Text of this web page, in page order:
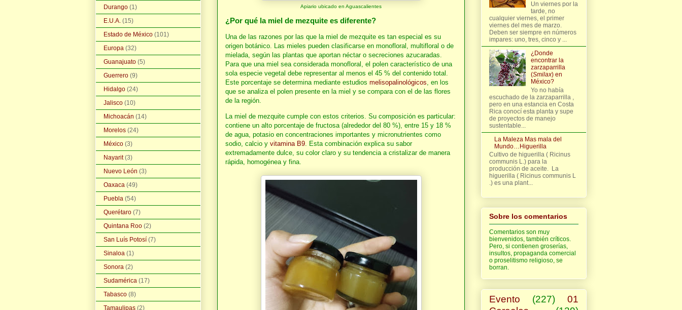
Apiario ubicado en Aguascalientes
¿Por qué la miel de mezquite es diferente?
Una de las razones por las que la miel de mezquite es tan especial es su
origen botánico. Las mieles pueden clasificarse en monofloral, multifloral o de
mielada, según las plantas que aportan néctar o secreciones azucaradas.
Para que una miel sea considerada monofloral, el polen característico de una
sola especie vegetal debe representar al menos el 45 % del contenido total.
Este porcentaje se determina mediante estudios melisopalinológicos, en los
que se analiza el polen presente en la miel y se compara con el de las flores
de la región.
La miel de mezquite cumple con estos criterios. Su composición es particular:
contiene un alto porcentaje de fructosa (alrededor del 80 %), entre 15 y 18 %
de agua, potasio en concentraciones importantes y micronutrientes como
sodio, calcio y vitamina B9. Esta combinación explica su sabor
extremadamente dulce, su color claro y su tendencia a cristalizar de manera
rápida, homogénea y fina.
Durango (1)
E.U.A. (15)
Estado de México (101)
Europa (32)
Guanajuato (5)
Guerrero (9)
Hidalgo (24)
Jalisco (10)
Michoacán (14)
Morelos (24)
México (3)
Nayarit (3)
Nuevo León (3)
Oaxaca (49)
Puebla (54)
Querétaro (7)
Quintana Roo (2)
San Luís Potosí (7)
Sinaloa (1)
Sonora (2)
Sudamérica (17)
Tabasco (8)
Tamaulipas (2)
Un viernes por la
tarde, no
cualquier viernes, el primer
viernes del mes de marzo.
Deben ser siempre en números
impares: uno, tres, cinco y ...
¿Donde
encontrar la
zarzaparrilla
(Smilax) en
México?
Yo no había
escuchado de la zarzaparrilla ,
pero en una estancia en Costa
Rica conocí esta planta y supe
de proyectos de manejo
sustentable...
La Maleza Mas mala del
Mundo…Higuerilla
Cultivo de higuerilla ( Ricinus
communis L.) para la
producción de aceite. La
higuerilla ( Ricinus communis L
.) es una plant...
Sobre los comentarios
Comentarios son muy
bienvenidos, también críticos.
Pero, si contienen groserías,
insultos, propaganda comercial
o proselitismo religioso, se
borran.
Evento (227)
01